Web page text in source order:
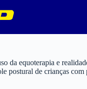
da equoterapia e
postural de crianças com